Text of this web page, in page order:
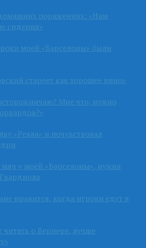
поражениях: «Нам
сидения»
моей «Барселоны» были
стареет как хорошее вино»
Мне что, нужно
«Реала» и почувствовал
мяч у моей «Барселоны», нужна
нравится, когда игроки едут в
читать о Вернере, лучше